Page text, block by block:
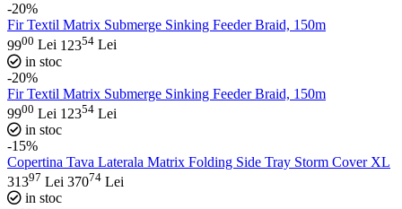
-20%
Fir Textil Matrix Submerge Sinking Feeder Braid, 150m
9900 Lei 12354 Lei
in stoc
-20%
Fir Textil Matrix Submerge Sinking Feeder Braid, 150m
9900 Lei 12354 Lei
in stoc
-15%
Copertina Tava Laterala Matrix Folding Side Tray Storm Cover XL
31397 Lei 37074 Lei
in stoc